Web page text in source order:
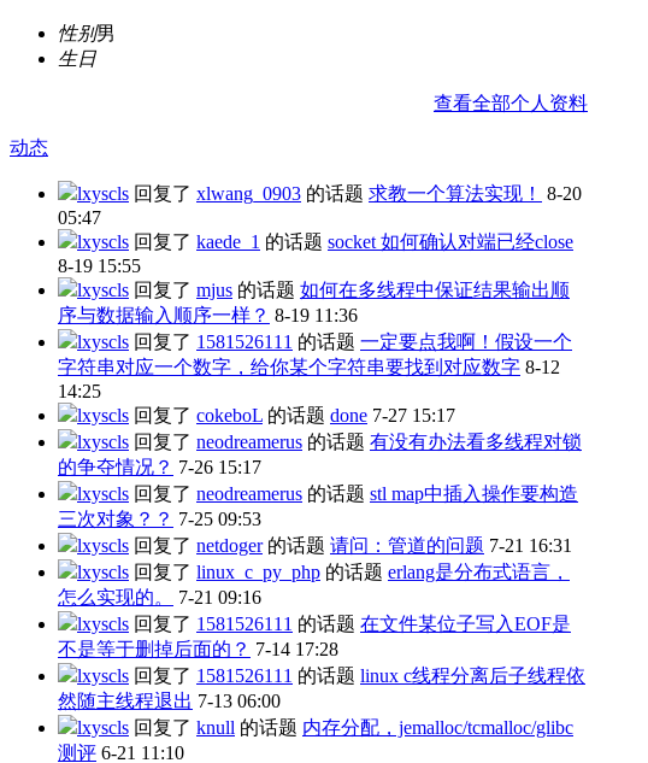
性别男
生日
查看全部个人资料
动态
lxyscls 回复了 xlwang_0903 的话题 求教一个算法实现！
8-20
05:47
lxyscls 回复了 kaede_1 的话题 socket 如何确认对端已经close
8-19 15:55
lxyscls 回复了 mjus 的话题 如何在多线程中保证结果输出顺
序与数据输入顺序一样？ 8-19 11:36
lxyscls 回复了 1581526111 的话题 一定要点我啊！假设一个
字符串对应一个数字，给你某个字符串要找到对应数字 8-12
14:25
lxyscls 回复了 cokeboL 的话题 done 7-27 15:17
lxyscls 回复了 neodreamerus 的话题 有没有办法看多线程对锁
的争夺情况？ 7-26 15:17
lxyscls 回复了 neodreamerus 的话题 stl map中插入操作要构造
三次对象？？ 7-25 09:53
lxyscls 回复了 netdoger的话题 请问：管道的问题 7-21 16:31
lxyscls 回复了 linux_c_py_php 的话题 erlang是分布式语言，
怎么实现的。
7-21 09:16
lxyscls 回复了 1581526111 的话题 在文件某位子写入EOF是
不是等于删掉后面的？ 7-14 17:28
lxyscls 回复了 1581526111 的话题 linux c线程分离后子线程依
然随主线程退出 7-13 06:00
lxyscls 回复了 knull 的话题 内存分配，jemalloc/tcmalloc/glibc
测评 6-21 11:10